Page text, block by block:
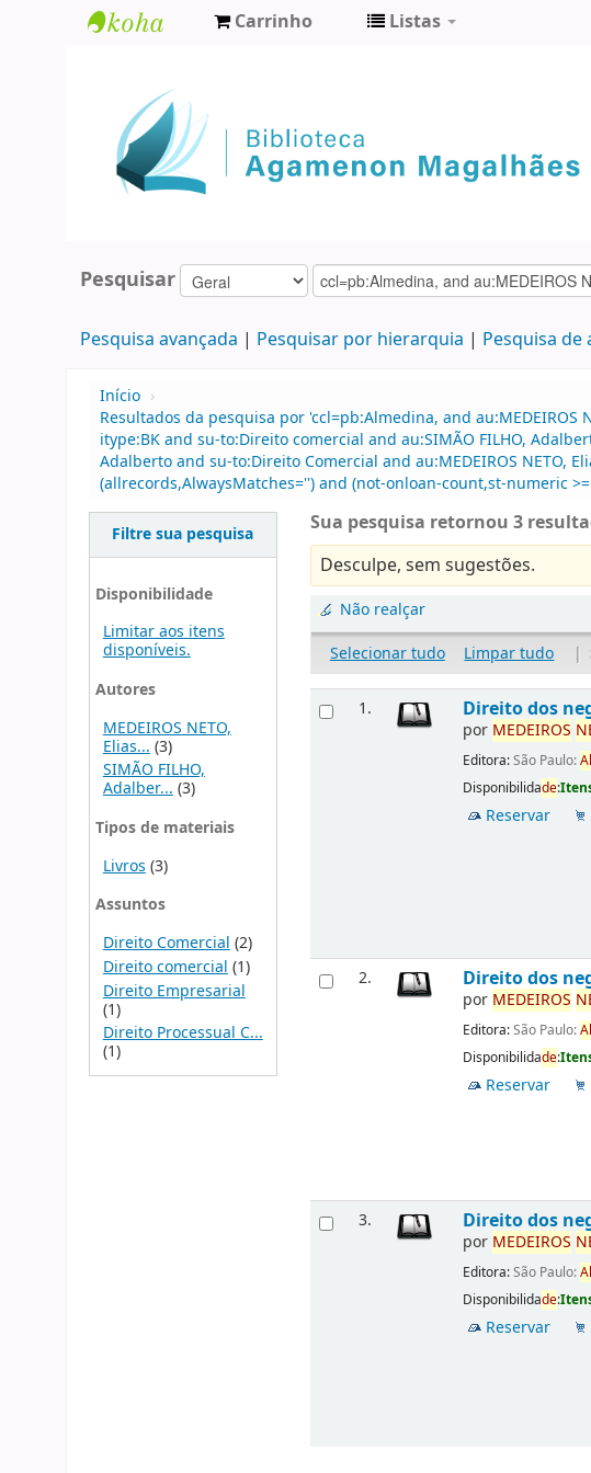
Agamenon
Magalhães
Carrinho Listas
Pesquisar
Pesquisa avançada Pesquisar por hierarquia Pesquisa
Início ›
Resultados da pesquisa por 'ccl=pb:Almedina, and
itype:BK and su-to:Direito comercial and au:SIMÃO FILHO,
Adalberto and su-to:Direito Comercial and au:MEDEIROS NETO,
(allrecords,AlwaysMatches='') and (not-onloan-count,st-numeric
Filtre sua pesquisa
Disponibilidade
Limitar aos itens
disponíveis.
Autores
MEDEIROS NETO,
Elias... (3)
SIMÃO FILHO,
Adalber...(3)
Tipos de materiais
Livros (3)
Assuntos
Direito Comercial (2)
Direito comercial (1)
Direito Empresarial
(1)
Direito Processual C...
(1)
Sua pesquisa retornou 3
Desculpe, sem sugestões.
Não realçar
Selecionar tudo
Limpar tudo |
1. Direito dos
por MEDEIROS
Editora:São Paulo:
Disponibilidade:
Reservar
2. Direito dos
por MEDEIROS
Editora:São Paulo:
Disponibilidade:
Reservar
3. Direito dos
por MEDEIROS
Editora:São Paulo:
Disponibilidade:
Reservar